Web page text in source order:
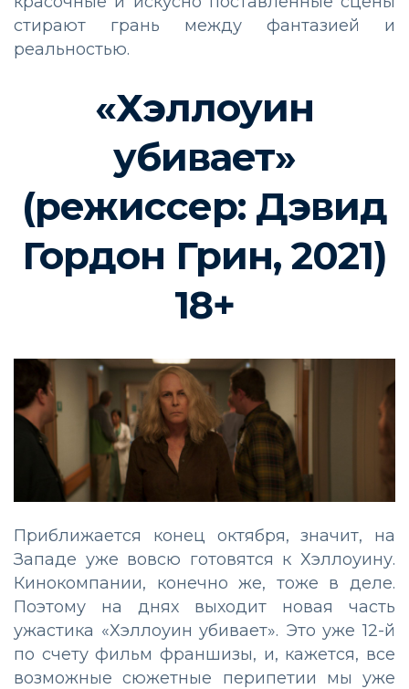
стирают грань между фантазией и
реальностью.
«Хэллоуин
убивает»
(режиссер: Дэвид
Гордон Грин, 2021)
18+
Приближается конец октября, значит, на
Западе уже вовсю готовятся к Хэллоуину.
Кинокомпании, конечно же, тоже в деле.
Поэтому на днях выходит новая часть
ужастика «Хэллоуин убивает». Это уже 12-й
по счету фильм франшизы, и, кажется, все
возможные сюжетные перипетии мы уже